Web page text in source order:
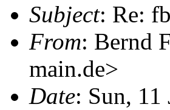
Subject: Re:
From: Bernd
main.de>
Date: Sun,